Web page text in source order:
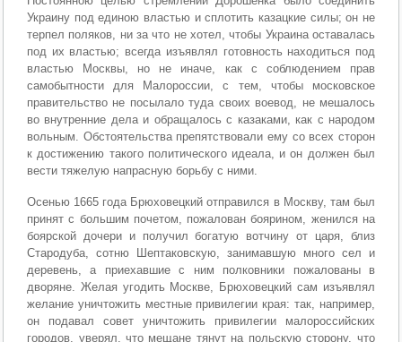
Украину под единою властью и сплотить казацкие силы; он не
терпел поляков, ни за что не хотел, чтобы Украина оставалась
под их властью; всегда изъявлял готовность находиться под
властью Москвы, но не иначе, как с соблюдением прав
самобытности для Малороссии, с тем, чтобы московское
правительство не посылало туда своих воевод, не мешалось
во внутренние дела и обращалось с казаками, как с народом
вольным. Обстоятельства препятствовали ему со всех сторон
к достижению такого политического идеала, и он должен был
вести тяжелую напрасную борьбу с ними.
Осенью 1665 года Брюховецкий отправился в Москву, там был
принят с большим почетом, пожалован боярином, женился на
боярской дочери и получил богатую вотчину от царя, близ
Стародуба, сотню Шептаковскую, занимавшую много сел и
деревень, а приехавшие с ним полковники пожалованы в
дворяне. Желая угодить Москве, Брюховецкий сам изъявлял
желание уничтожить местные привилегии края: так, например,
он подавал совет уничтожить привилегии малороссийских
городов, уверял, что мещане тянут на польскую сторону, что